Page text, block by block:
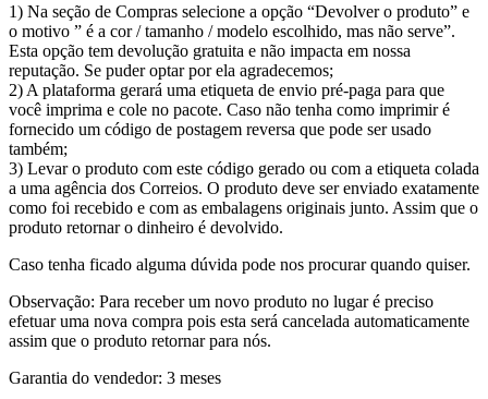
1) Na seção de Compras selecione a opção “Devolver o produto” e
o motivo ” é a cor / tamanho / modelo escolhido, mas não serve”.
Esta opção tem devolução gratuita e não impacta em nossa
reputação. Se puder optar por ela agradecemos;
2) A plataforma gerará uma etiqueta de envio pré-paga para que
você imprima e cole no pacote. Caso não tenha como imprimir é
fornecido um código de postagem reversa que pode ser usado
também;
3) Levar o produto com este código gerado ou com a etiqueta colada
a uma agência dos Correios. O produto deve ser enviado exatamente
como foi recebido e com as embalagens originais junto. Assim que o
produto retornar o dinheiro é devolvido.
Caso tenha ficado alguma dúvida pode nos procurar quando quiser.
Observação: Para receber um novo produto no lugar é preciso
efetuar uma nova compra pois esta será cancelada automaticamente
assim que o produto retornar para nós.
Garantia do vendedor: 3 meses